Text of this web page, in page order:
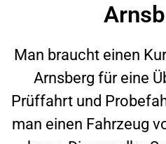
Man braucht einen
Arnsberg für eine
Prüffahrt und
man einen Fahrzeug